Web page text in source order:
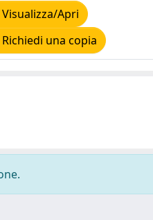
Visualizza/Apri
Richiedi una copia